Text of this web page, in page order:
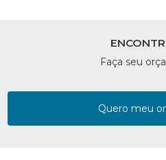
Faça seu
Quero meu